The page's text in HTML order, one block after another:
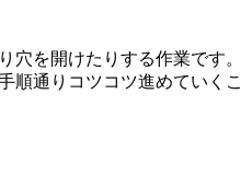
穴を開けたりする作業です。
順通りコツコツ進めていくこ